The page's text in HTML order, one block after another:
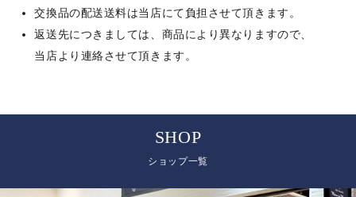
交換品の配送送料は当店にて負担させて頂きます。
返送先につきましては、商品により異なりますので、
当店より連絡させて頂きます。
SHOP
ショップ一覧